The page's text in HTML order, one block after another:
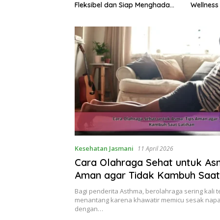
Wellness dan Mengelola
Kesehatan Jasmani 11 April 2026
Cara Olahraga Sehat untuk
Aman agar Tidak Kambuh
Bagi penderita Asthma, berolahraga sering kali
menantang karena khawatir memicu sesak
dengan…